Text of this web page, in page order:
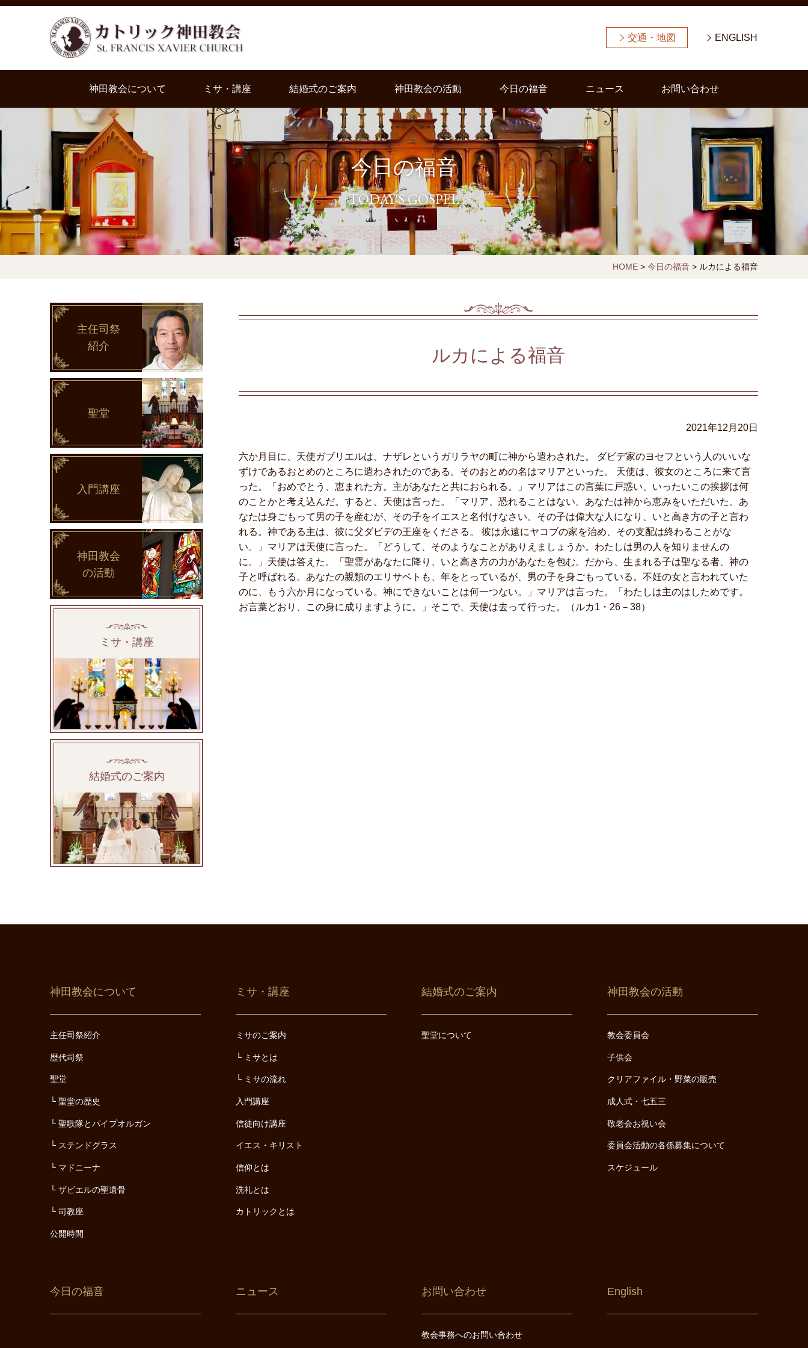
交通・地図 ENGLISH
神田教会について ミサ・講座 結婚式のご案内 神田教会の活動 今日の福音 ニュース お問い合わせ
今日の福音
TODAY'S GOSPEL
HOME> 今日の福音> ルカによる福音
ルカによる福音
2021年12月20日
六か月目に、天使ガブリエルは、ナザレというガリラヤの町に神から遣わされた。 ダビデ家のヨセフという人のいいな
ずけであるおとめのところに遣わされたのである。そのおとめの名はマリアといった。 天使は、彼女のところに来て言
った。「おめでとう、恵まれた方。主があなたと共におられる。」マリアはこの言葉に戸惑い、いったいこの挨拶は何
のことかと考え込んだ。すると、天使は言った。「マリア、恐れることはない。あなたは神から恵みをいただいた。あ
なたは身ごもって男の子を産むが、その子をイエスと名付けなさい。その子は偉大な人になり、いと高き方の子と言わ
れる。神である主は、彼に父ダビデの王座をくださる。 彼は永遠にヤコブの家を治め、その支配は終わることがな
い。」マリアは天使に言った。「どうして、そのようなことがありえましょうか。わたしは男の人を知りませんの
に。」天使は答えた。「聖霊があなたに降り、いと高き方の力があなたを包む。だから、生まれる子は聖なる者、神の
子と呼ばれる。あなたの親類のエリサベトも、年をとっているが、男の子を身ごもっている。不妊の女と言われていた
のに、もう六か月になっている。神にできないことは何一つない。」マリアは言った。「わたしは主のはしためです。
お言葉どおり、この身に成りますように。」そこで、天使は去って行った。（ルカ1・26－38）
主任司祭
紹介
聖堂
入門講座
神田教会
の活動
ミサ・講座
結婚式のご案内
神田教会について
主任司祭紹介
歴代司祭
聖堂
聖堂の歴史
聖歌隊とパイプオルガン
ステンドグラス
マドニーナ
ザビエルの聖遺骨
司教座
公開時間
ミサ・講座
ミサのご案内
ミサとは
ミサの流れ
入門講座
信徒向け講座
イエス・キリスト
信仰とは
洗礼とは
カトリックとは
結婚式のご案内
聖堂について
神田教会の活動
教会委員会
子供会
クリアファイル・野菜の販売
成人式・七五三
敬老会お祝い会
委員会活動の各係募集について
スケジュール
今日の福音 ニュース お問い合わせ
教会事務へのお問い合わせ
English